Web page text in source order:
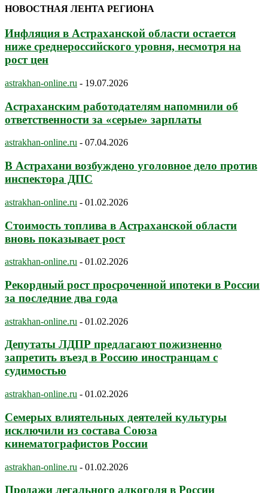
НОВОСТНАЯ ЛЕНТА РЕГИОНА
Инфляция в Астраханской области остается
ниже среднероссийского уровня, несмотря на
рост цен
astrakhan-online.ru - 19.07.2026
Астраханским работодателям напомнили об
ответственности за «серые» зарплаты
astrakhan-online.ru - 07.04.2026
В Астрахани возбуждено уголовное дело против
инспектора ДПС
astrakhan-online.ru - 01.02.2026
Стоимость топлива в Астраханской области
вновь показывает рост
astrakhan-online.ru - 01.02.2026
Рекордный рост просроченной ипотеки в России
за последние два года
astrakhan-online.ru - 01.02.2026
Депутаты ЛДПР предлагают пожизненно
запретить въезд в Россию иностранцам с
судимостью
astrakhan-online.ru - 01.02.2026
Семерых влиятельных деятелей культуры
исключили из состава Союза
кинематографистов России
astrakhan-online.ru - 01.02.2026
Продажи легального алкоголя в России